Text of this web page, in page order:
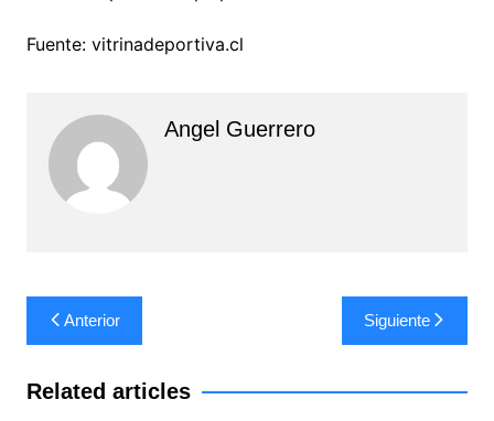
Fuente: vitrinadeportiva.cl
Angel Guerrero
Navegación
de
entradas
Anterior Siguiente
Related articles